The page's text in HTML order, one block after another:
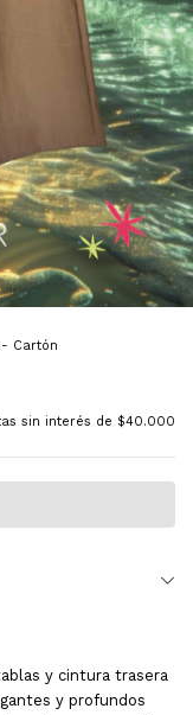
- Cartón
sin interés de $40.000
y cintura trasera
y profundos